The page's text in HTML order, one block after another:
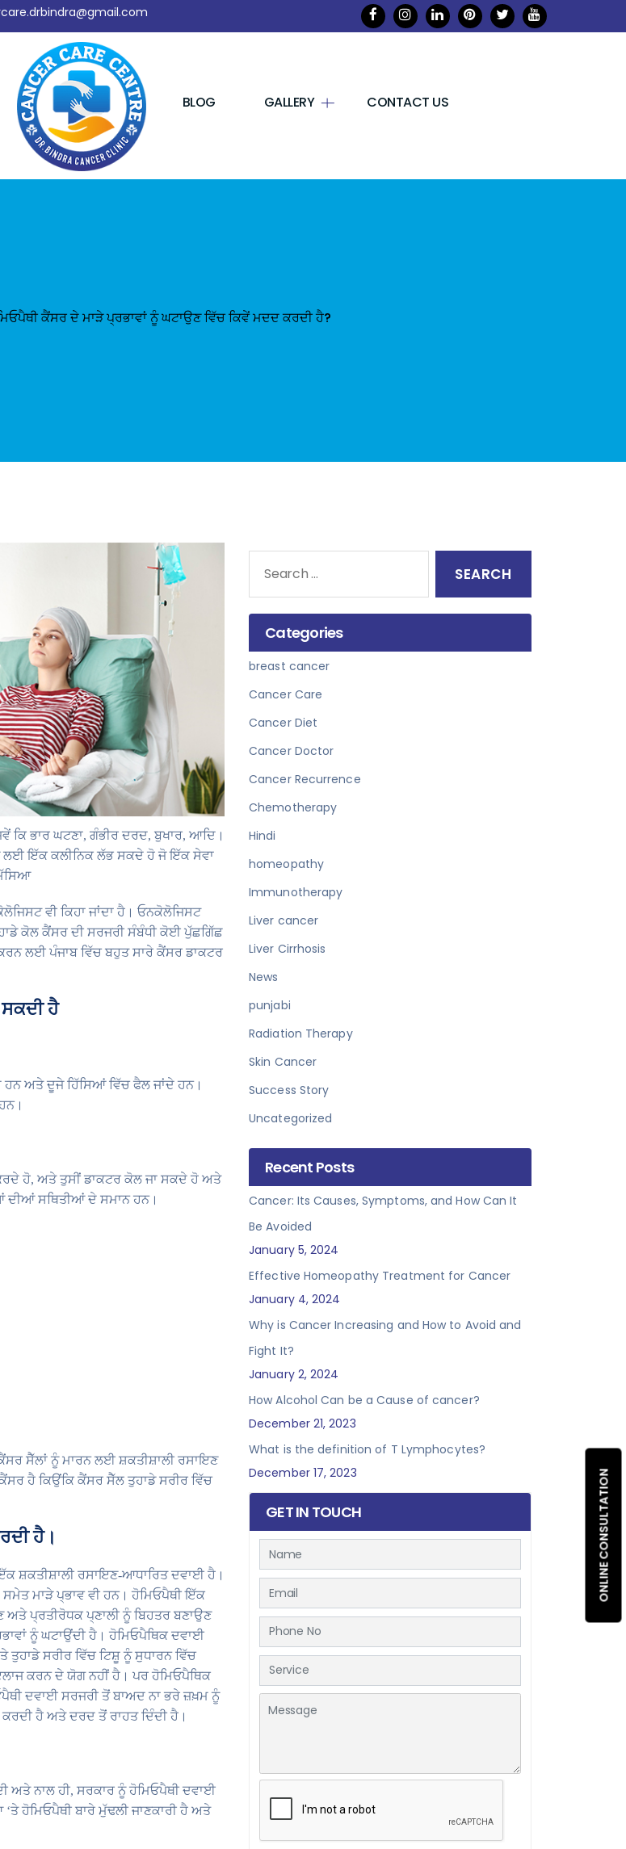
ONLINE CONSULTATION
BLOG GALLERY CONTACT US
ਕੈਂਸਰ ਦੇ ਮਾੜੇ ਪ੍ਰਭਾਵਾਂ ਨੂੰ ਘਟਾਉਣ ਵਿੱਚ ਕਿਵੇਂ ਮਦਦ ਕਰਦੀ ਹੈ?
ਕਿ ਭਾਰ ਘਟਣਾ, ਗੰਭੀਰ ਦਰਦ, ਬੁਖਾਰ, ਆਦਿ।
ਲਈ ਇੱਕ ਕਲੀਨਿਕ ਲੱਭ ਸਕਦੇ ਹੋ ਜੋ ਇੱਕ ਸੇਵਾ
ਵੀ ਕਿਹਾ ਜਾਂਦਾ ਹੈ। ਓਨਕੋਲੋਜਿਸਟ
ਕੋਲ ਕੈਂਸਰ ਦੀ ਸਰਜਰੀ ਸੰਬੰਧੀ ਕੋਈ ਪੁੱਛਗਿੱਛ
ਲਈ ਪੰਜਾਬ ਵਿੱਚ ਬਹੁਤ ਸਾਰੇ ਕੈਂਸਰ ਡਾਕਟਰ
ਹੈ
ਹਨ ਅਤੇ ਦੂਜੇ ਹਿੱਸਿਆਂ ਵਿੱਚ ਫੈਲ ਜਾਂਦੇ ਹਨ।
ਹੋ, ਅਤੇ ਤੁਸੀਂ ਡਾਕਟਰ ਕੋਲ ਜਾ ਸਕਦੇ ਹੋ ਅਤੇ
ਦੀਆਂ ਸਥਿਤੀਆਂ ਦੇ ਸਮਾਨ ਹਨ।
ਸੈੱਲਾਂ ਨੂੰ ਮਾਰਨ ਲਈ ਸ਼ਕਤੀਸ਼ਾਲੀ ਰਸਾਇਣ
ਹੈ ਕਿਉਂਕਿ ਕੈਂਸਰ ਸੈੱਲ ਤੁਹਾਡੇ ਸਰੀਰ ਵਿੱਚ
ਹੈ।
ਸ਼ਕਤੀਸ਼ਾਲੀ ਰਸਾਇਣ-ਆਧਾਰਿਤ ਦਵਾਈ ਹੈ।
ਮਾੜੇ ਪ੍ਭਾਵ ਵੀ ਹਨ। ਹੋਮਿਓਪੈਥੀ ਇੱਕ
ਪ੍ਰਤੀਰੋਧਕ ਪ੍ਣਾਲੀ ਨੂੰ ਬਿਹਤਰ ਬਣਾਉਣ
ਨੂੰ ਘਟਾਉਂਦੀ ਹੈ। ਹੋਮਿਓਪੈਥਿਕ ਦਵਾਈ
ਸਰੀਰ ਵਿੱਚ ਟਿਸ਼ੂ ਨੂੰ ਸੁਧਾਰਨ ਵਿੱਚ
ਕਰਨ ਦੇ ਯੋਗ ਨਹੀਂ ਹੈ। ਪਰ ਹੋਮਿਓਪੈਥਿਕ
ਦਵਾਈ ਸਰਜਰੀ ਤੋਂ ਬਾਅਦ ਨਾ ਭਰੇ ਜ਼ਖ਼ਮ ਨੂੰ
ਹੈ ਅਤੇ ਦਰਦ ਤੋਂ ਰਾਹਤ ਦਿੰਦੀ ਹੈ।
ਅਤੇ ਨਾਲ ਹੀ, ਸਰਕਾਰ ਨੂੰ ਹੋਮਿਓਪੈਥੀ ਦਵਾਈ
ਹੋਮਿਓਪੈਥੀ ਬਾਰੇ ਮੁੱਢਲੀ ਜਾਣਕਾਰੀ ਹੈ ਅਤੇ
Search
Categories
breast cancer
Cancer Care
Cancer Diet
Cancer Doctor
Cancer Recurrence
Chemotherapy
Hindi
homeopathy
Immunotherapy
Liver cancer
Liver Cirrhosis
News
punjabi
Radiation Therapy
Skin Cancer
Success Story
Uncategorized
Recent Posts
Cancer: Its Causes, Symptoms, and How Can It
Be Avoided
January 5, 2024
Effective Homeopathy Treatment for Cancer
January 4, 2024
Why is Cancer Increasing and How to Avoid and
Fight It?
January 2, 2024
How Alcohol Can be a Cause of cancer?
December 21, 2023
What is the definition of T Lymphocytes?
December 17, 2023
GET IN TOUCH